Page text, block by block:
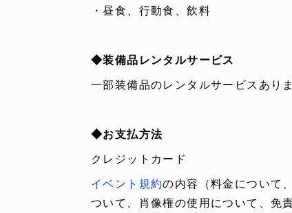
・昼食、行動食、飲料
◆装備品レンタルサービス
一部装備品のレンタルサービスありま
◆お支払方法
クレジットカード
イベント規約の内容（料金について
ついて、肖像権の使用について、免